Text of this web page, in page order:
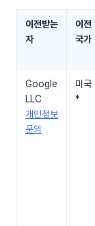
이전받는
자
이전
국가
Google
LLC
개인정보
문의
미국
*